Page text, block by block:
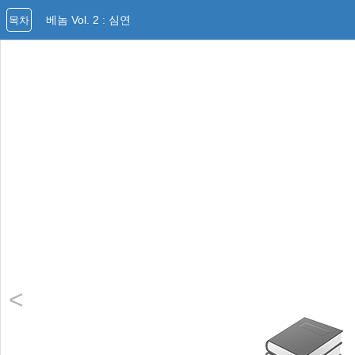
베놈 Vol. 2 : 심연
목차
<